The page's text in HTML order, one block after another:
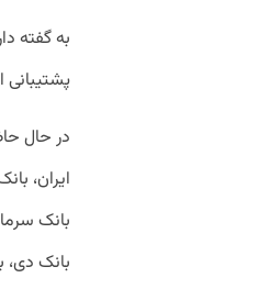
پشتیبانی از
در حال
ایران،
بانک
بانک دی،